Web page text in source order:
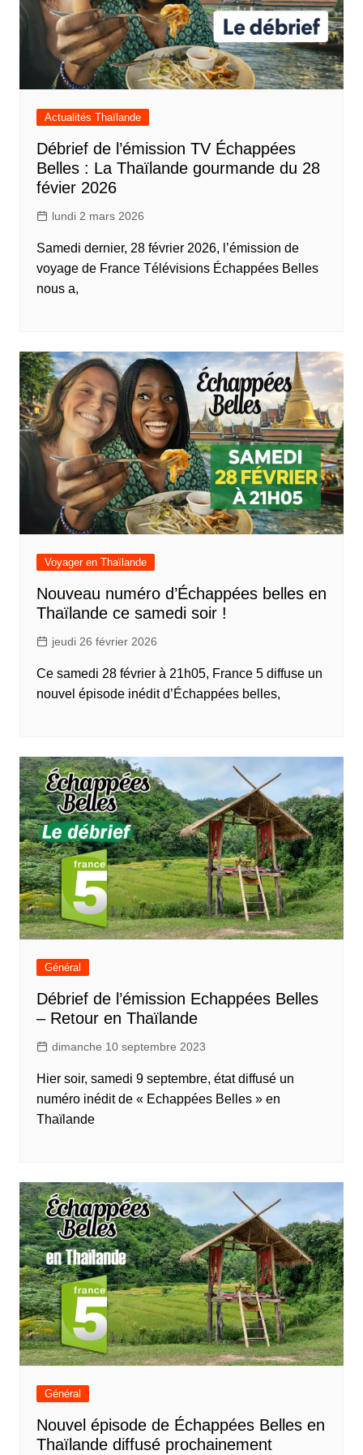
Actualités Thaïlande
Débrief de l’émission TV Échappées
Belles : La Thaïlande gourmande du 28
févier 2026
lundi 2 mars 2026
Samedi dernier, 28 février 2026, l’émission de
voyage de France Télévisions Échappées Belles
nous a,
Voyager en Thaïlande
Nouveau numéro d’Échappées belles en
Thaïlande ce samedi soir !
jeudi 26 février 2026
Ce samedi 28 février à 21h05, France 5 diffuse un
nouvel épisode inédit d’Échappées belles,
Général
Débrief de l’émission Echappées Belles
– Retour en Thaïlande
dimanche 10 septembre 2023
Hier soir, samedi 9 septembre, état diffusé un
numéro inédit de « Echappées Belles » en
Thaïlande
Général
Nouvel épisode de Échappées Belles en
Thaïlande diffusé prochainement